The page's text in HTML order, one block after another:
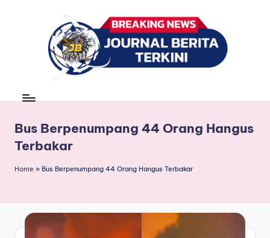
r
n
a
B
e
news
Bus Berpenumpang 44 Orang Hangus
Terbakar
Home » Bus Berpenumpang 44 Orang Hangus Terbakar